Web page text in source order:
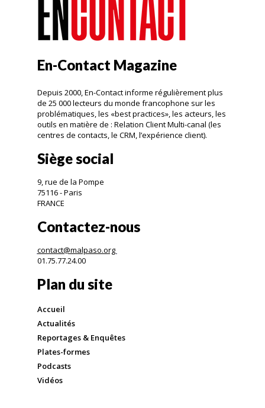
En-Contact Magazine
Depuis 2000, En-Contact informe régulièrement plus
de 25 000 lecteurs du monde francophone sur les
problématiques, les «best practices», les acteurs, les
outils en matière de : Relation Client Multi-canal (les
centres de contacts, le CRM, l’expérience client).
Siège social
9, rue de la Pompe
75116 - Paris
FRANCE
Contactez-nous
contact@malpaso.org
01.75.77.24.00
Plan du site
Accueil
Actualités
Reportages & Enquêtes
Plates-formes
Podcasts
Vidéos